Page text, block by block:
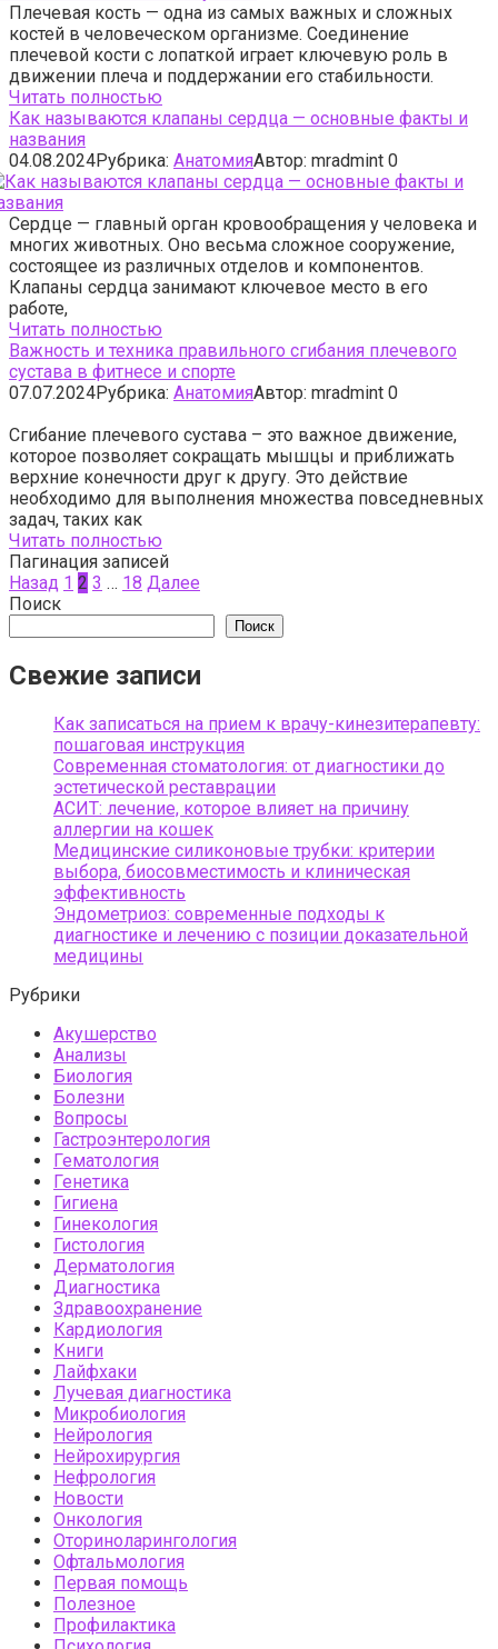
Плечевая кость — одна из самых важных и сложных
костей в человеческом организме. Соединение
плечевой кости с лопаткой играет ключевую роль в
движении плеча и поддержании его стабильности.
Читать полностью
Как называются клапаны сердца — основные факты и
названия
04.08.2024Рубрика: АнатомияАвтор: mradmint 0
Сердце — главный орган кровообращения у человека и
многих животных. Оно весьма сложное сооружение,
состоящее из различных отделов и компонентов.
Клапаны сердца занимают ключевое место в его
работе,
Читать полностью
Важность и техника правильного сгибания плечевого
сустава в фитнесе и спорте
07.07.2024Рубрика: АнатомияАвтор: mradmint 0
Сгибание плечевого сустава – это важное движение,
которое позволяет сокращать мышцы и приближать
верхние конечности друг к другу. Это действие
необходимо для выполнения множества повседневных
задач, таких как
Читать полностью
Пагинация записей
Назад 1 2 3 … 18 Далее
Поиск
Поиск
Свежие записи
Как записаться на прием к врачу-кинезитерапевту:
пошаговая инструкция
Современная стоматология: от диагностики до
эстетической реставрации
АСИТ: лечение, которое влияет на причину
аллергии на кошек
Медицинские силиконовые трубки: критерии
выбора, биосовместимость и клиническая
эффективность
Эндометриоз: современные подходы к
диагностике и лечению с позиции доказательной
медицины
Рубрики
Акушерство
Анализы
Биология
Болезни
Вопросы
Гастроэнтерология
Гематология
Генетика
Гигиена
Гинекология
Гистология
Дерматология
Диагностика
Здравоохранение
Кардиология
Книги
Лайфхаки
Лучевая диагностика
Микробиология
Нейрология
Нейрохирургия
Нефрология
Новости
Онкология
Оториноларингология
Офтальмология
Первая помощь
Полезное
Профилактика